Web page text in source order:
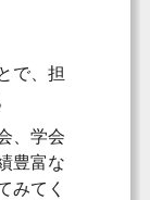
で、担
、学会
豊富な
みてく